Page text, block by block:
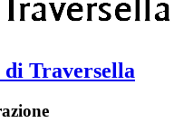
di Traversella